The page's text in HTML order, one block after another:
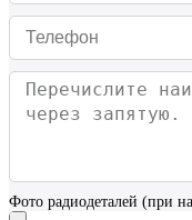
Фото радиодеталей (при